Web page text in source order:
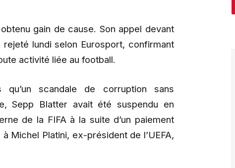
gain de cause. Son appel devant
lundi selon Eurosport, confirmant
activité liée au football.
scandale de corruption sans
Sepp Blatter avait été suspendu en
de la FIFA à la suite d’un paiement
Michel Platini, ex-président de l’UEFA,